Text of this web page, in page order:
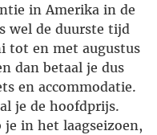
in Amerika in de
wel de duurste tijd
tot en met augustus
dan betaal je dus
en accommodatie.
je de hoofdprijs.
je in het laagseizoen,